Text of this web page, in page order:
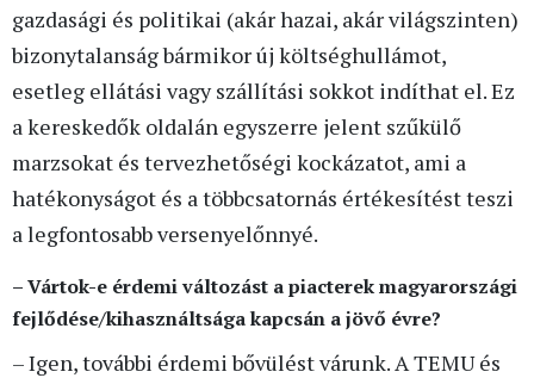
gazdasági és politikai (akár hazai, akár világszinten)
bizonytalanság bármikor új költséghullámot,
esetleg ellátási vagy szállítási sokkot indíthat el. Ez
a kereskedők oldalán egyszerre jelent szűkülő
marzsokat és tervezhetőségi kockázatot, ami a
hatékonyságot és a többcsatornás értékesítést teszi
a legfontosabb versenyelőnnyé.
– Vártok-e érdemi változást a piacterek magyarországi
fejlődése/kihasználtsága kapcsán a jövő évre?
– Igen, további érdemi bővülést várunk. A TEMU és